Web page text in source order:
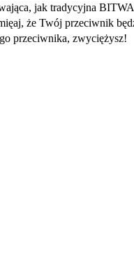
jak tradycyjna
że Twój przeciwnik
przeciwnika, zwyciężysz!